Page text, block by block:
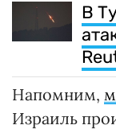
В
Напомним,
Израиль